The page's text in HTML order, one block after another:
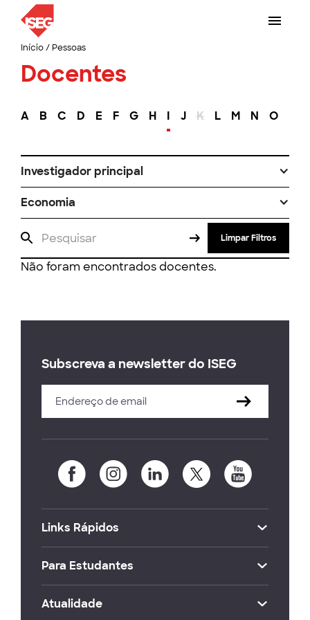
Início/ Pessoas
Docentes
A B C D E F G H I J K L M N O
Investigador principal
Economia
Limpar Filtros
Não foram encontrados docentes.
Subscreva a newsletter do ISEG
Links Rápidos
Para Estudantes
Atualidade